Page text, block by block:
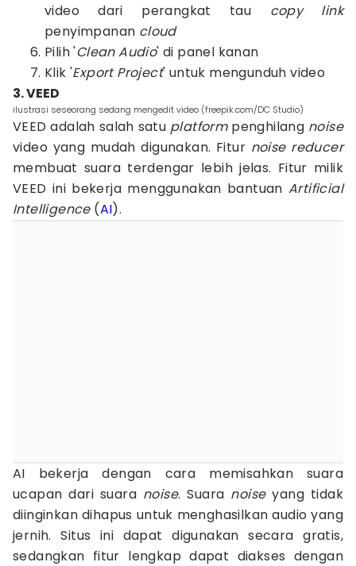
video dari perangkat tau copy link
penyimpanan cloud
Pilih 'Clean Audio' di panel kanan
Klik 'Export Project' untuk mengunduh video
3. VEED
ilustrasi seseorang sedang mengedit video (freepik.com/DC Studio)
VEED adalah salah satu platform penghilang noise
video yang mudah digunakan. Fitur noise reducer
membuat suara terdengar lebih jelas. Fitur milik
VEED ini bekerja menggunakan bantuan Artificial
Intelligence(AI).
AI bekerja dengan cara memisahkan suara
ucapan dari suara noise. Suara noiseyang tidak
diinginkan dihapus untuk menghasilkan audio yang
jernih. Situs ini dapat digunakan secara gratis,
sedangkan fitur lengkap dapat diakses dengan